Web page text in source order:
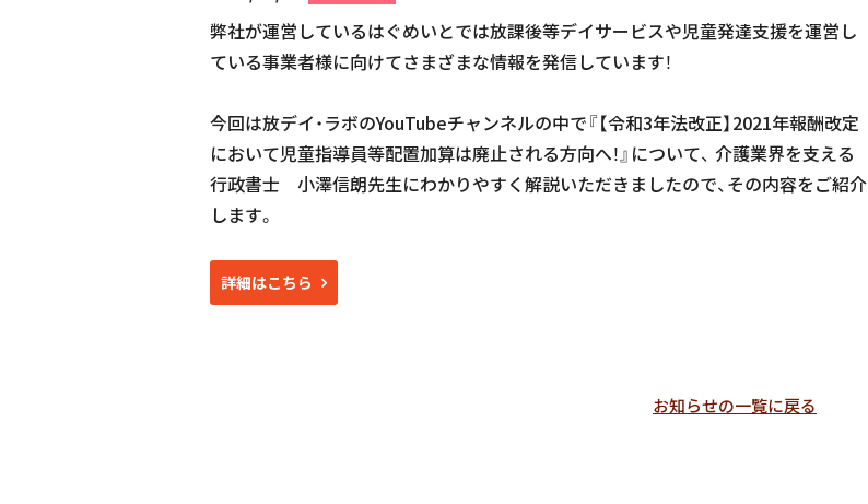
弊社が運営しているはぐめいとでは放課後等デイサービスや児童発達支援を運営し
ている事業者様に向けてさまざまな情報を発信しています！
今回は放デイ・ラボのYouTubeチャンネルの中で『【令和3年法改正】2021年報酬改定
において児童指導員等配置加算は廃止される方向へ！』について、 介護業界を支える
行政書士 小澤信朗先生にわかりやすく解説いただきましたので、その内容をご紹介
します。
詳細はこちら
お知らせの一覧に戻る